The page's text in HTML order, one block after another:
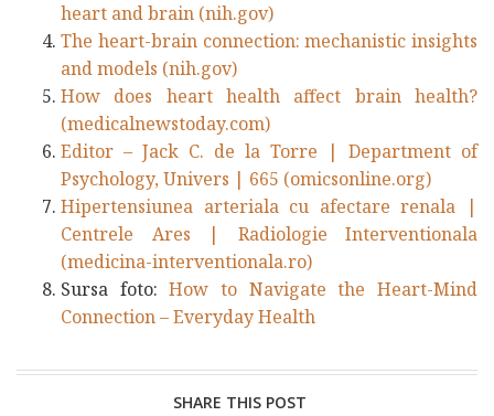
heart and brain (nih.gov)
The heart-brain connection: mechanistic insights
and models (nih.gov)
How does heart health affect brain health?
(medicalnewstoday.com)
Editor – Jack C. de la Torre | Department of
Psychology, Univers | 665 (omicsonline.org)
Hipertensiunea arteriala cu afectare renala |
Centrele Ares | Radiologie Interventionala
(medicina-interventionala.ro)
Sursa foto:How to Navigate the Heart-Mind
Connection – Everyday Health
SHARE THIS POST